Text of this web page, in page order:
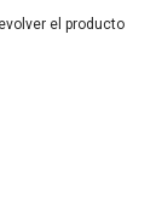
el producto